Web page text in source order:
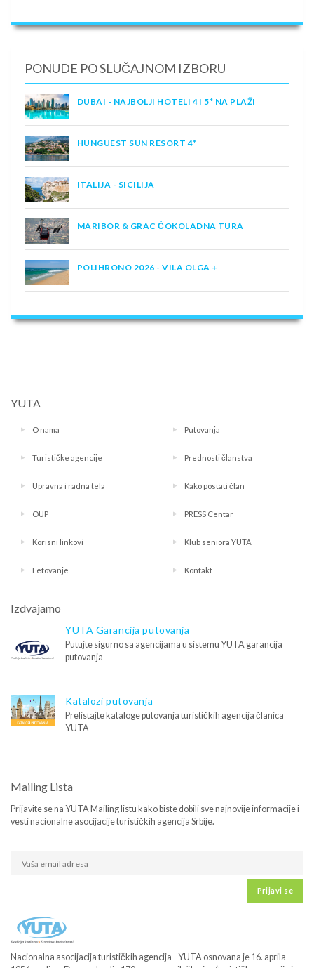
PONUDE PO SLUČAJNOM IZBORU
DUBAI - NAJBOLJI HOTELI 4 I 5* NA PLAŽI
HUNGUEST SUN RESORT 4*
ITALIJA - SICILIJA
MARIBOR & GRAC ČOKOLADNA TURA
POLIHRONO 2026 - VILA OLGA +
YUTA
O nama Putovanja
Turističke agencije Prednosti članstva
Upravna i radna tela Kako postati član
OUP PRESS Centar
Korisni linkovi Klub seniora YUTA
Letovanje Kontakt
Izdvajamo
YUTA Garancija putovanja
Putujte sigurno sa agencijama u sistemu YUTA garancija
putovanja
Katalozi putovanja
Prelistajte kataloge putovanja turističkih agencija članica
YUTA
Mailing Lista
Prijavite se na YUTA Mailing listu kako biste dobili sve najnovije informacije i
vesti nacionalne asocijacije turističkih agencija Srbije.
Prijavi se
Nacionalna asocijacija turističkih agencija - YUTA osnovana je 16. aprila